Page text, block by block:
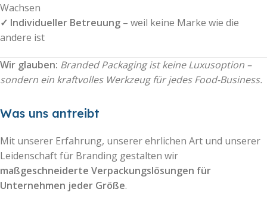
Wachsen
✓ Individueller Betreuung – weil keine Marke wie die
andere ist
Wir glauben: Branded Packaging ist keine Luxusoption –
sondern ein kraftvolles Werkzeug für jedes Food-Business.
Was uns antreibt
Mit unserer Erfahrung, unserer ehrlichen Art und unserer
Leidenschaft für Branding gestalten wir
maßgeschneiderte Verpackungslösungen für
Unternehmen jeder Größe.